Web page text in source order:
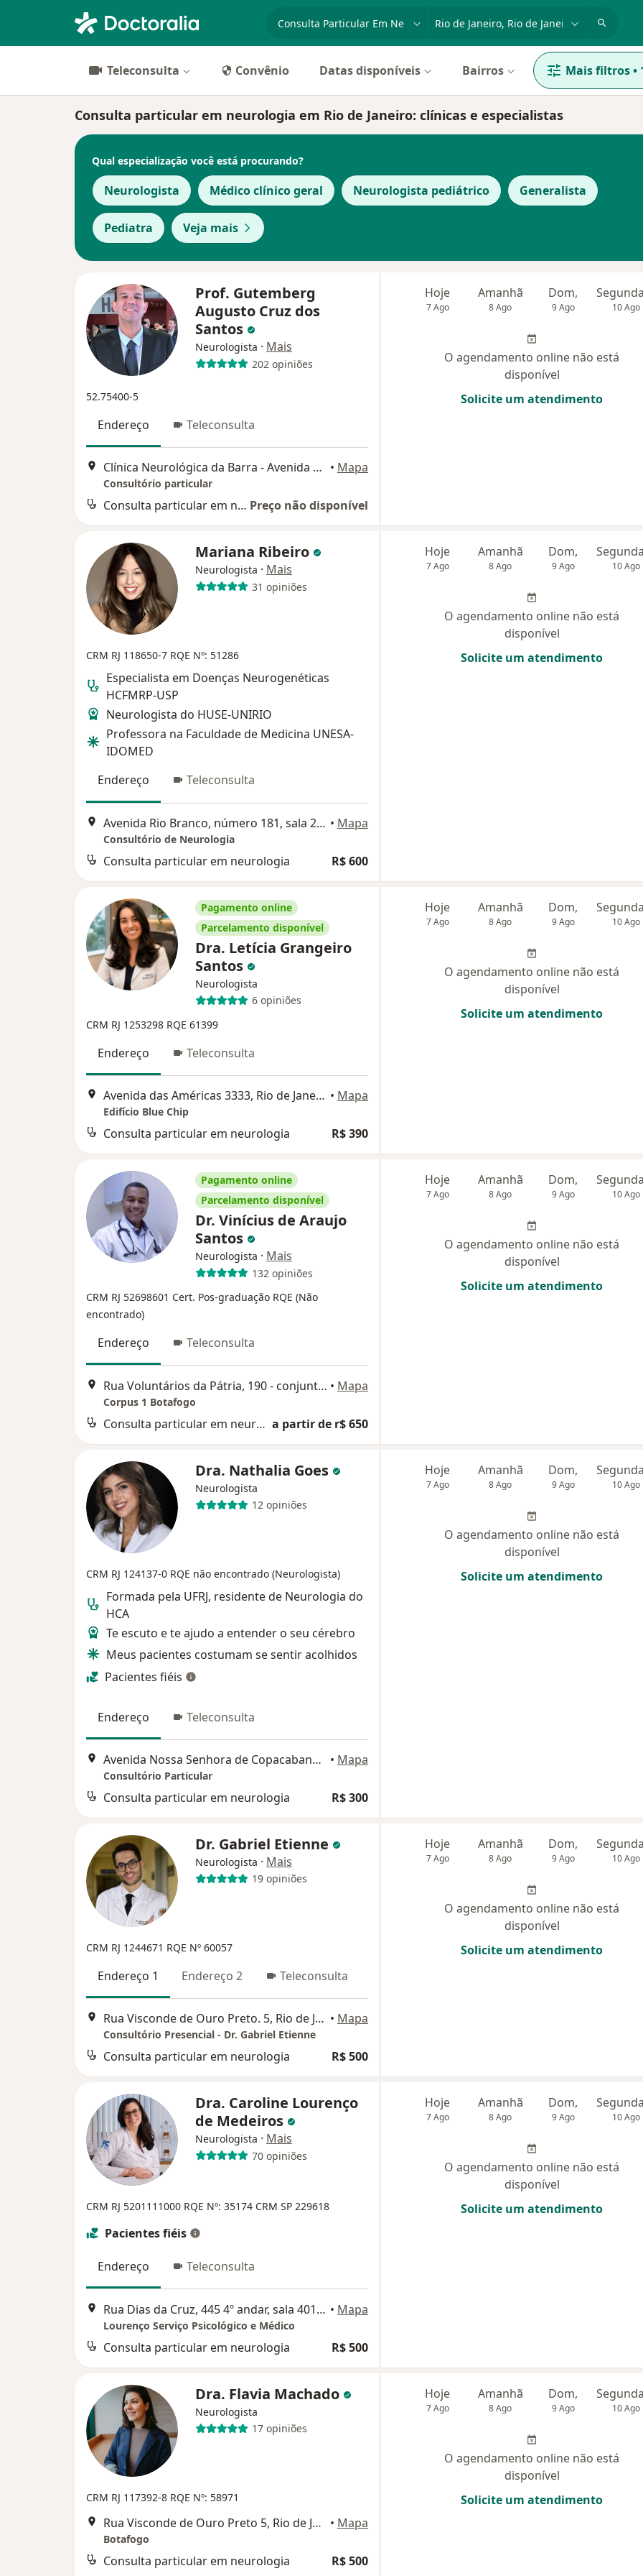
Teleconsulta Convênio Datas disponíveis Bairros Mais filtros•
Consulta particular em neurologia em Rio de Janeiro: clínicas e especialistas
Qual especialização você está procurando?
Neurologista Médico clínico geral Neurologista pediátrico Generalista
Pediatra Veja mais
Prof. Gutemberg
Augusto Cruz dos
Santos
Neurologista · Mais
202 opiniões
52.75400-5
Endereço Teleconsulta
Clínica Neurológica da Barra - Avenida das Américas, 1155 - Sala 1311 (Edifício Barra Space), Rio de Janeiro • Mapa
Consultório particular
Consulta particular em neurologia Preço não disponível
Hoje
7 Ago
Amanhã
8 Ago
Dom,
9 Ago 10 Ago
O agendamento online não está
disponível
Solicite um atendimento
Mariana Ribeiro
Neurologista · Mais
31 opiniões
CRM RJ 118650-7 RQE Nº: 51286
Especialista em Doenças Neurogenéticas
HCFMRP-USP
Neurologista do HUSE-UNIRIO
Professora na Faculdade de Medicina UNESA-
IDOMED
Endereço
Teleconsulta
Avenida Rio Branco, número 181, sala 204, Rio de Janeiro • Mapa
Consultório de Neurologia
Consulta particular em neurologia R$ 600
Hoje
7 Ago
Amanhã
8 Ago
Dom,
9 Ago 10 Ago
O agendamento online não está
disponível
Solicite um atendimento
Pagamento online
Parcelamento disponível
Dra. Letícia Grangeiro
Santos
Neurologista
6 opiniões
CRM RJ 1253298 RQE 61399
Endereço Teleconsulta
Avenida das Américas 3333, Rio de Janeiro • Mapa
Edifício Blue Chip
Consulta particular em neurologia R$ 390
Hoje
7 Ago
Amanhã
8 Ago
Dom,
9 Ago 10 Ago
O agendamento online não está
disponível
Solicite um atendimento
Pagamento online
Parcelamento disponível
Dr. Vinícius de Araujo
Santos
Neurologista · Mais
132 opiniões
CRM RJ 52698601 Cert. Pos-graduação RQE (Não
encontrado)
Endereço Teleconsulta
Rua Voluntários da Pátria, 190 - conjunto 1012, Rio de Janeiro • Mapa
Corpus 1 Botafogo
Consulta particular em neurologia a partir de r$ 650
Hoje
7 Ago
Amanhã
8 Ago
Dom,
9 Ago 10 Ago
O agendamento online não está
disponível
Solicite um atendimento
Dra. Nathalia Goes
Neurologista
12 opiniões
CRM RJ 124137-0 RQE não encontrado (Neurologista)
Formada pela UFRJ, residente de Neurologia do
HCA
Te escuto e te ajudo a entender o seu cérebro
Meus pacientes costumam se sentir acolhidos
Pacientes fiéis
Endereço Teleconsulta
Avenida Nossa Senhora de Copacabana 978, Rio de Janeiro • Mapa
Consultório Particular
Consulta particular em neurologia R$ 300
Hoje
7 Ago
Amanhã
8 Ago
Dom,
9 Ago 10 Ago
O agendamento online não está
disponível
Solicite um atendimento
Dr. Gabriel Etienne
Neurologista · Mais
19 opiniões
CRM RJ 1244671 RQE Nº 60057
Endereço 1 Endereço 2 Teleconsulta
Rua Visconde de Ouro Preto. 5, Rio de Janeiro • Mapa
Consultório Presencial - Dr. Gabriel Etienne
Consulta particular em neurologia R$ 500
Hoje
7 Ago
Amanhã
8 Ago
Dom,
9 Ago 10 Ago
O agendamento online não está
disponível
Solicite um atendimento
Dra. Caroline Lourenço
de Medeiros
Neurologista · Mais
70 opiniões
CRM RJ 5201111000 RQE Nº: 35174 CRM SP 229618
Pacientes fiéis
Endereço Teleconsulta
Rua Dias da Cruz, 445 4º andar, sala 401, Rio de Janeiro • Mapa
Lourenço Serviço Psicológico e Médico
Consulta particular em neurologia R$ 500
Hoje
7 Ago
Amanhã
8 Ago
Dom,
9 Ago 10 Ago
O agendamento online não está
disponível
Solicite um atendimento
Dra. Flavia Machado
Neurologista
17 opiniões
CRM RJ 117392-8 RQE Nº: 58971
Rua Visconde de Ouro Preto 5, Rio de Janeiro • Mapa
Botafogo
Consulta particular em neurologia R$ 500
Hoje
7 Ago
Amanhã
8 Ago
Dom,
9 Ago 10 Ago
O agendamento online não está
disponível
Solicite um atendimento